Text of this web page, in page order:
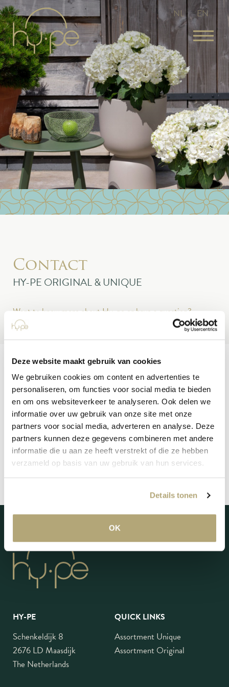
Deze website maakt gebruik van cookies
We gebruiken cookies om content en advertenties te
personaliseren, om functies voor social media te bieden
en om ons websiteverkeer te analyseren. Ook delen we
informatie over uw gebruik van onze site met onze
partners voor social media, adverteren en analyse. Deze
partners kunnen deze gegevens combineren met andere
informatie die u aan ze heeft verstrekt of die ze hebben
verzameld op basis van uw gebruik van hun services.
Details tonen
OK
NL EN
Contact
HY-PE ORIGINAL & UNIQUE
Want to know more about Hy-pe or have a question?
For more information, please contact us at +31 (0)174 520
465orinfo@hy-pe.nl
HY-PE
Schenkeldijk 8
2676 LD Maasdijk
The Netherlands
QUICK LINKS
Assortment Unique
Assortment Original